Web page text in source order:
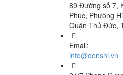
89 Đường số 7,
Phúc, Phường
Quận Thủ Đức,
Email:
info@denshi.vn